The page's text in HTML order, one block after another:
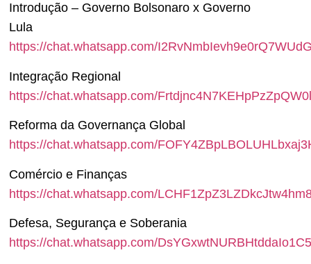
Introdução – Governo Bolsonaro x Governo
Lula
https://chat.whatsapp.com/
Integração Regional
https://chat.whatsapp.com/Frtdjnc4N7KEHpPzZpQW0l
Reforma da Governança Global
https://chat.whatsapp.com/
Comércio e Finanças
https://chat.whatsapp.com/
Defesa, Segurança e Soberania
https://chat.whatsapp.com/